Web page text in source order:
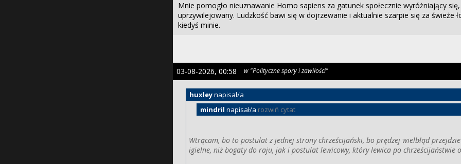
Mnie pomogło nieuznawanie Homo sapiens za gatunek społecznie wyróżniający
uprzywilejowany. Ludzkość bawi się w dojrzewanie i aktualnie szarpie się za świeże
kiedyś minie.
huxleynapisał/a
mindril napisał/a rozwiń cytat
Wtrącam, bo to postulat z jednej strony chrześcijański, bo prędzej wielbłąd
igielne, niż bogaty do raju, jak i postulat lewicowy, który lewica po chrześcijaństwie
03-08-2026, 00:58 w "Polityczne spory i zawiłości"